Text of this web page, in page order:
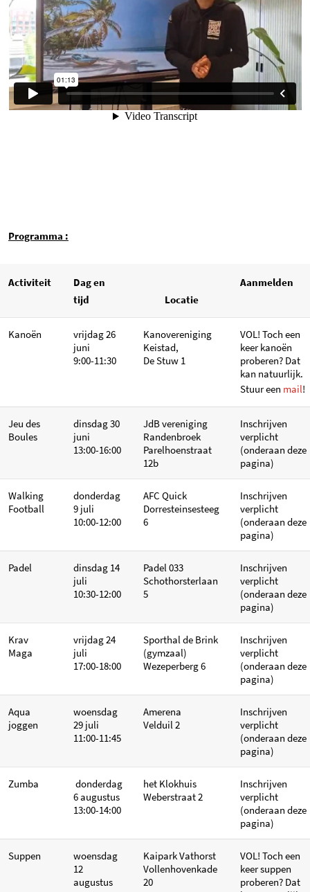
Programma :
Activiteit
Dag en
tijd
Locatie
Aanmelden
Kanoën
vrijdag 26
juni
9:00-11:30
Kanovereniging
Keistad,
De Stuw 1
VOL! Toch een
keer kanoën
proberen? Dat
kan natuurlijk.
Stuur een mail!
Jeu des
Boules
dinsdag 30
juni
13:00-16:00
JdB vereniging
Randenbroek
Parelhoenstraat
12b
Inschrijven
verplicht
(onderaan deze
pagina)
Walking
Football
donderdag
9 juli
10:00-12:00
AFC Quick
Dorresteinsesteeg
6
Inschrijven
verplicht
(onderaan deze
pagina)
Padel
dinsdag 14
juli
10:30-12:00
Padel 033
Schothorsterlaan
5
Inschrijven
verplicht
(onderaan deze
pagina)
Krav
Maga
vrijdag 24
juli
17:00-18:00
Sporthal de Brink
(gymzaal)
Wezeperberg 6
Inschrijven
verplicht
(onderaan deze
pagina)
Aqua
joggen
woensdag
29 juli
11:00-11:45
Amerena
Velduil 2
Inschrijven
verplicht
(onderaan deze
pagina)
Zumba
donderdag
6 augustus
13:00-14:00
het Klokhuis
Weberstraat 2
Inschrijven
verplicht
(onderaan deze
pagina)
Suppen
woensdag
12
augustus
Kaipark Vathorst
Vollenhovenkade
20
VOL! Toch een
keer suppen
proberen? Dat